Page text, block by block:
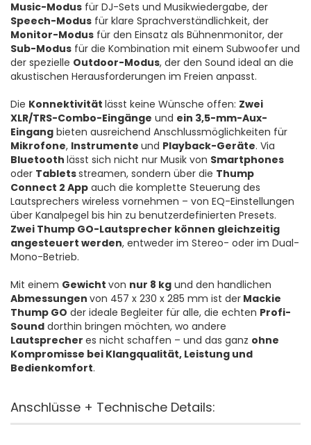
Music-Modus für DJ-Sets und Musikwiedergabe, der
Speech-Modus für klare Sprachverständlichkeit, der
Monitor-Modus für den Einsatz als Bühnenmonitor, der
Sub-Modus für die Kombination mit einem Subwoofer und
der spezielle Outdoor-Modus, der den Sound ideal an die
akustischen Herausforderungen im Freien anpasst.
Die Konnektivität lässt keine Wünsche offen: Zwei
XLR/TRS-Combo-Eingänge und ein 3,5-mm-Aux-
Eingang bieten ausreichend Anschlussmöglichkeiten für
Mikrofone, Instrumente und Playback-Geräte. Via
Bluetooth lässt sich nicht nur Musik von Smartphones
oder Tabletsstreamen, sondern über die Thump
Connect 2 App auch die komplette Steuerung des
Lautsprechers wireless vornehmen – von EQ-Einstellungen
über Kanalpegel bis hin zu benutzerdefinierten Presets.
Zwei Thump GO-Lautsprecher können gleichzeitig
angesteuert werden, entweder im Stereo- oder im Dual-
Mono-Betrieb.
Mit einem Gewicht von nur 8 kg und den handlichen
Abmessungen von 457 x 230 x 285 mm ist der Mackie
Thump GO der ideale Begleiter für alle, die echten Profi-
Sound dorthin bringen möchten, wo andere
Lautsprecher es nicht schaffen – und das ganz ohne
Kompromisse bei Klangqualität, Leistung und
Bedienkomfort.
Anschlüsse + Technische Details: